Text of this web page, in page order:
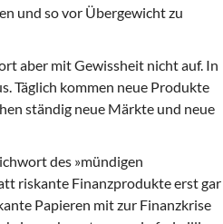
und so vor Übergewicht zu
aber mit Gewissheit nicht auf. In
Täglich kommen neue Produkte
ständig neue Märkte und neue
des »mündigen
riskante Finanzprodukte erst gar
Papieren mit zur Finanzkrise